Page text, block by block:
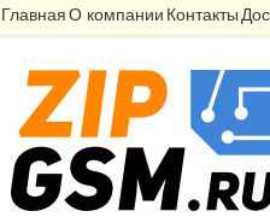
ГлавнаяО компании Контакты